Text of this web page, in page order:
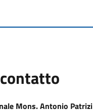
Mons. Antonio Patrizi